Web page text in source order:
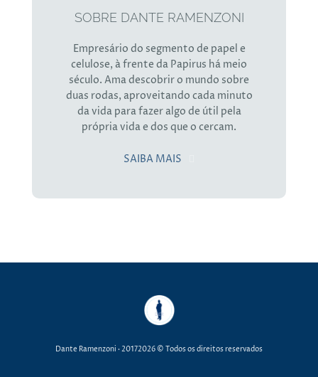
SOBRE DANTE RAMENZONI
Empresário do segmento de papel e
celulose, à frente da Papirus há meio
século. Ama descobrir o mundo sobre
duas rodas, aproveitando cada minuto
da vida para fazer algo de útil pela
própria vida e dos que o cercam.
SAIBA MAIS
Dante Ramenzoni · 20172026 © Todos os direitos reservados